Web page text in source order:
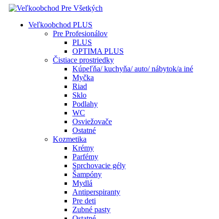
Veľkoobchod PLUS
Pre Profesionálov
PLUS
OPTIMA PLUS
Čistiace prostriedky
Kúpeľňa/ kuchyňa/ auto/ nábytok/a iné
Myčka
Riad
Sklo
Podlahy
WC
Osviežovače
Ostatné
Kozmetika
Krémy
Parfémy
Sprchovacie gély
Šampóny
Mydlá
Antiperspiranty
Pre deti
Zubné pasty